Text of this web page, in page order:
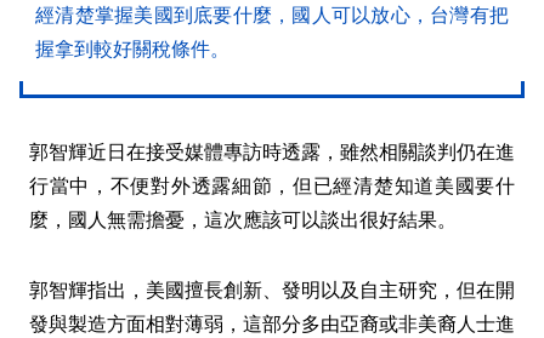
經清楚掌握美國到底要什麼，國人可以放心，台灣有把
握拿到較好關稅條件。
郭智輝近日在接受媒體專訪時透露，雖然相關談判仍在進
行當中，不便對外透露細節，但已經清楚知道美國要什
麼，國人無需擔憂，這次應該可以談出很好結果。
郭智輝指出，美國擅長創新、發明以及自主研究，但在開
發與製造方面相對薄弱，這部分多由亞裔或非美裔人士進